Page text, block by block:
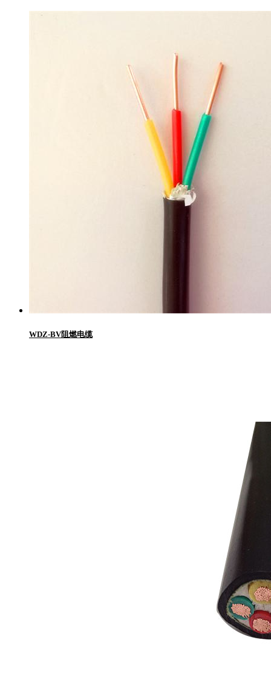
WDZ-BV阻燃电缆